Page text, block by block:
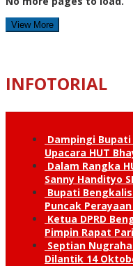
View More
INFOTORIAL
Dampingi
Upacara HUT
Dalam Rangka
Sanny Handityo
Bupati
Puncak
Ketua DPRD
Pimpin Rapat
Septian
Dilantik 14